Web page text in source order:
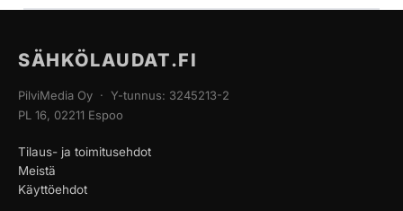
SÄHKÖLAUDAT.FI
PilviMedia Oy · Y-tunnus: 3245213-2
PL 16, 02211 Espoo
Tilaus- ja toimitusehdot
Meistä
Käyttöehdot